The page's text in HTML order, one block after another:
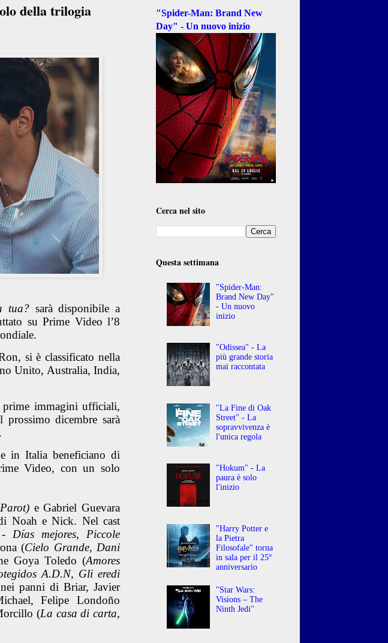
della trilogia
tua?sarà disponibile a
su Prime Video l’8
si è classificato nella
Unito, Australia, India,
prime immagini ufficiali,
dicembre sarà
in Italia beneficiano di
Video, con un solo
e Gabriel Guevara
Noah e Nick. Nel cast
- Días mejores, Piccole
(Cielo Grande, Dani
Goya Toledo (Amores
A.D.N, Gli eredi
panni di Briar, Javier
Felipe Londoño
(La casa di carta,
"Spider-Man: Brand New
Day" - Un nuovo inizio
Cerca nel sito
Questa settimana
"Spider-Man:
Brand New Day"
- Un nuovo
inizio
"Odissea" - La
più grande storia
mai raccontata
"La Fine di Oak
Street" - La
sopravvivenza è
l'unica regola
"Hokum" - La
paura è solo
l'inizio
"Harry Potter e
la Pietra
Filosofale" torna
in sala per il 25°
anniversario
"Star Wars:
Visions – The
Ninth Jedi"